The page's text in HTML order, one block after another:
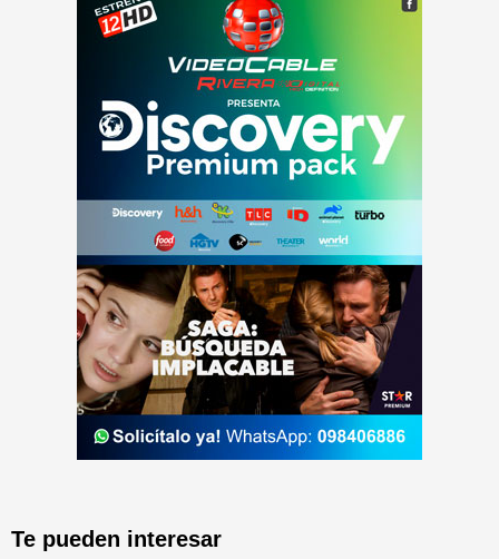
Te pueden interesar